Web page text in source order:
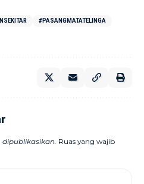
#PASANGMATATELINGA
Ruas yang wajib